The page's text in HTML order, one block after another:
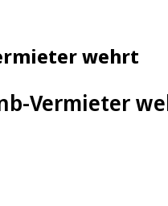
wehrt
Vermieter